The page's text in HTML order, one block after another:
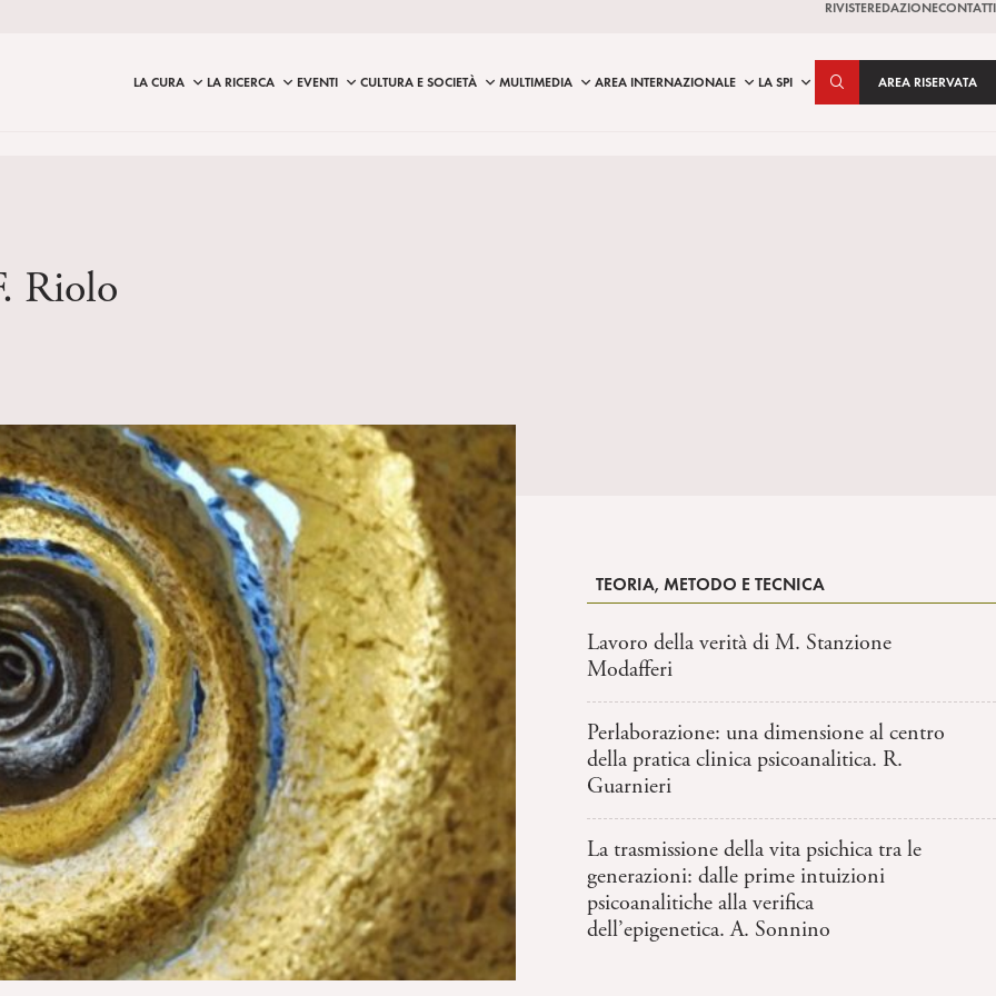
RIVISTEREDAZIONECONTATTI
LA CURA LA RICERCA EVENTI CULTURA E SOCIETÀ MULTIMEDIA AREA INTERNAZIONALE LA SPI AREA RISERVATA
Riolo
TEORIA, METODO E TECNICA
Lavoro della verità di M. Stanzione
Modafferi
Perlaborazione: una dimensione al centro
della pratica clinica psicoanalitica. R.
Guarnieri
La trasmissione della vita psichica tra le
generazioni: dalle prime intuizioni
psicoanalitiche alla verifica
dell’epigenetica. A. Sonnino